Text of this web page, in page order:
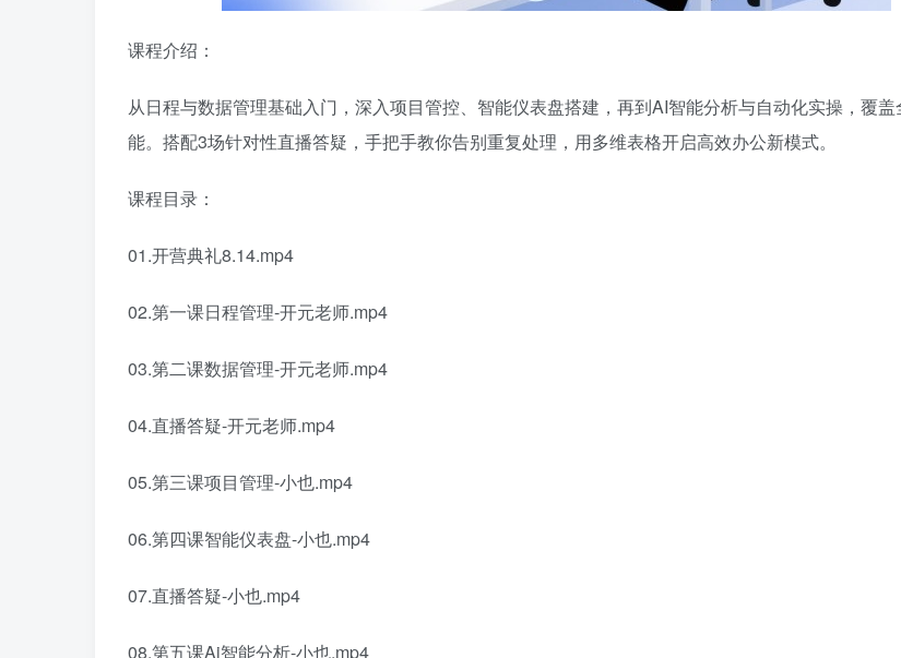
课程介绍：
从日程与数据管理基础入门，深入项目管控、智能仪表盘搭建，再到AI智能分析与自动化实操，覆
能。搭配3场针对性直播答疑，手把手教你告别重复处理，用多维表格开启高效办公新模式。
课程目录：
01.开营典礼8.14.mp4
02.第一课日程管理-开元老师.mp4
03.第二课数据管理-开元老师.mp4
04.直播答疑-开元老师.mp4
05.第三课项目管理-小也.mp4
06.第四课智能仪表盘-小也.mp4
07.直播答疑-小也.mp4
08.第五课Ai智能分析-小也.mp4